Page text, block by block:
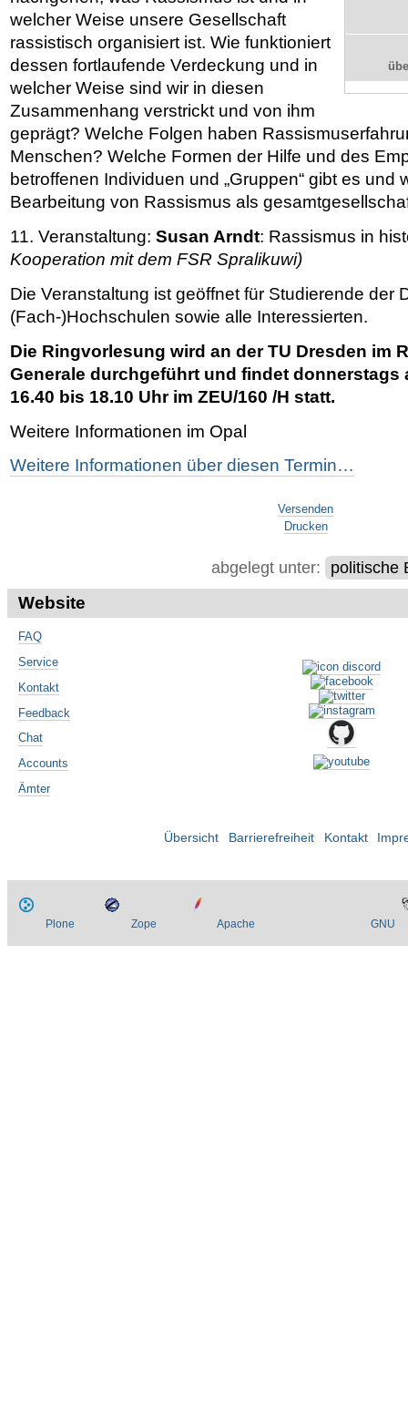
welcher Weise unsere Gesellschaft
rassistisch organisiert ist. Wie funktioniert
dessen fortlaufende Verdeckung und in
welcher Weise sind wir in diesen
Zusammenhang verstrickt und von ihm
geprägt? Welche Folgen haben
Menschen? Welche Formen der Hilfe und des
betroffenen Individuen und „Gruppen“ gibt es und
Bearbeitung von Rassismus als
11. Veranstaltung: Susan Arndt: Rassismus in
Kooperation mit dem FSR Spralikuwi)
Die Veranstaltung ist geöffnet für Studierende der
(Fach-)Hochschulen sowie alle Interessierten.
Die Ringvorlesung wird an der TU Dresden im
Generale durchgeführt und findet donnerstags
16.40 bis 18.10 Uhr im ZEU/160 /H statt.
Weitere Informationen im Opal
Weitere Informationen über diesen Termin…
Versenden
Drucken
abgelegt unter: politische
Website
FAQ
Service
Kontakt
Feedback
Chat
Accounts
Ämter
Übersicht Barrierefreiheit Kontakt
Plone Zope Apache GNU